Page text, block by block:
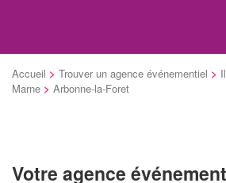
Accueil > Trouver un agence événementiel >
Marne > Arbonne-la-Foret
Votre agence